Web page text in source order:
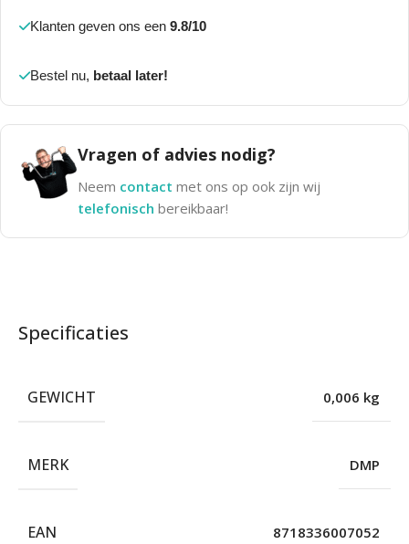
Klanten geven ons een 9.8/10
Bestel nu, betaal later!
Vragen of advies nodig?
Neem contact met ons op ook zijn wij
telefonisch bereikbaar!
Specificaties
GEWICHT 0,006 kg
MERK DMP
EAN 8718336007052